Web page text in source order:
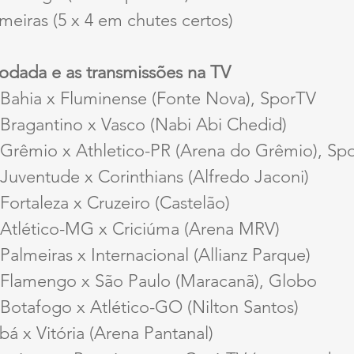
(5 x 4 em chutes certos)
e as transmissões na TV
x Fluminense (Fonte Nova), SporTV
x Vasco (Nabi Abi Chedid)
x Athletico-PR (Arena do Grêmio),
x Corinthians (Alfredo Jaconi)
x Cruzeiro (Castelão)
MG x Criciúma (Arena MRV)
x Internacional (Allianz Parque)
x São Paulo (Maracanã), Globo
Botafogo x Atlético-GO (Nilton Santos)
x Vitória (Arena Pantanal)